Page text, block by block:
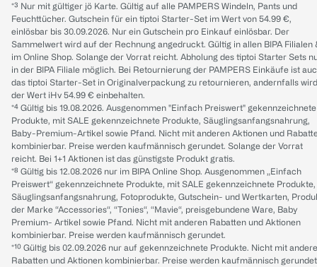
*³ Nur mit gültiger jö Karte. Gültig auf alle PAMPERS Windeln, Pants und
Feuchttücher. Gutschein für ein tiptoi Starter-Set im Wert von 54.99 €,
einlösbar bis 30.09.2026. Nur ein Gutschein pro Einkauf einlösbar. Der
Sammelwert wird auf der Rechnung angedruckt. Gültig in allen BIPA Filialen
im Online Shop. Solange der Vorrat reicht. Abholung des tiptoi Starter Sets
in der BIPA Filiale möglich. Bei Retournierung der PAMPERS Einkäufe ist
das tiptoi Starter-Set in Originalverpackung zu retournieren, andernfalls wird
der Wert iHv 54.99 € einbehalten.
*⁴ Gültig bis 19.08.2026. Ausgenommen "Einfach Preiswert" gekennzeichnete
Produkte, mit SALE gekennzeichnete Produkte, Säuglingsanfangsnahrung,
Baby-Premium-Artikel sowie Pfand. Nicht mit anderen Aktionen und
kombinierbar. Preise werden kaufmännisch gerundet. Solange der Vorrat
reicht. Bei 1+1 Aktionen ist das günstigste Produkt gratis.
*⁸ Gültig bis 12.08.2026 nur im BIPA Online Shop. Ausgenommen „Einfach
Preiswert“ gekennzeichnete Produkte, mit SALE gekennzeichnete Produkte,
Säuglingsanfangsnahrung, Fotoprodukte, Gutschein- und Wertkarten,
der Marke “Accessories“, “Tonies“, “Mavie“, preisgebundene Ware, Baby
Premium- Artikel sowie Pfand. Nicht mit anderen Rabatten und Aktionen
kombinierbar. Preise werden kaufmännisch gerundet.
*¹⁰ Gültig bis 02.09.2026 nur auf gekennzeichnete Produkte. Nicht mit
Rabatten und Aktionen kombinierbar. Preise werden kaufmännisch